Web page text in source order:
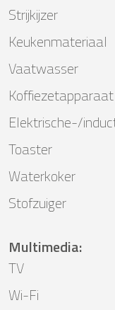
Strijkijzer
Keukenmateriaal
Vaatwasser
Koffiezetapparaat
Elektrische-/
Toaster
Waterkoker
Stofzuiger
Multimedia:
TV
Wi-Fi